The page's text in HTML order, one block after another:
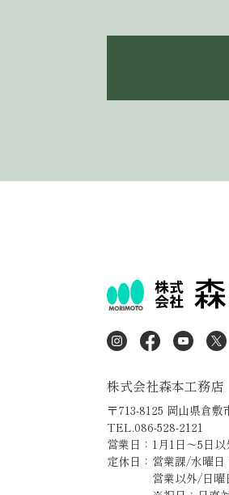
株式会社森本工務店
〒713-8125 岡山県倉
TEL.086-528-2121
営業日：1月1日～5日以
定休日：営業課/水曜
営業以外/日曜